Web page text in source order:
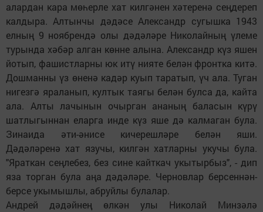
алардан кара мөһерле хат килгәнен хәтеренә сеңдереп
калдыра. Алтынчы дәдәсе Александр сугышка 1943
елның 9 ноябрендә олы дәдәләре Николайның үлеме
турында хәбәр алган көнне алына. Александр күз яшен
йотып, фашистларны юк итү нияте белән фронтка китә.
Дошманны үз өненә кадәр куып таратып, үч ала. Туган
нигезгә яраланып, култык таягы белән булса да, кайта
ала. Алты лачынын очырган ананың баласын күрү
шатлыгыннан еларга инде күз яше дә калмаган була.
Зинаида әти-әнисе кичерешләре белән яши.
Дәдәләренә хат язучы, килгән хатларны укучы була.
"Яраткан сеңлебез, без сине кайткач укытырбыз", - дип
яза торган була аңа дәдәләре. Черновлар берсеннән-
берсе укымышлы, абруйлы булалар.
Андрей дәдәйнең өлкән улы Николай Минзәлә